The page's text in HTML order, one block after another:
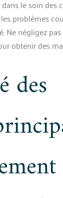
le soin des
problèmes
Ne négligez
obtenir des
des